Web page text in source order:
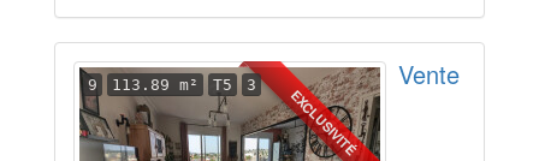
EXCLUSIVITÉ
9 113.89 m² T5 3 Vente